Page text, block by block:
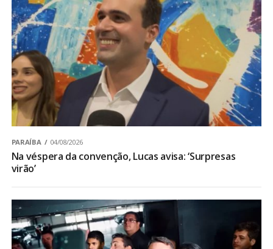
PARAÍBA 04/08/2026
Na véspera da convenção, Lucas avisa: ‘Surpresas
virão’